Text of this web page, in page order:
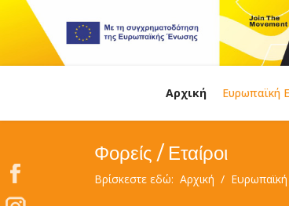
Αρχική Ευρωπαϊκή
Φορείς / Εταίροι
Βρίσκεστε εδώ: Αρχική